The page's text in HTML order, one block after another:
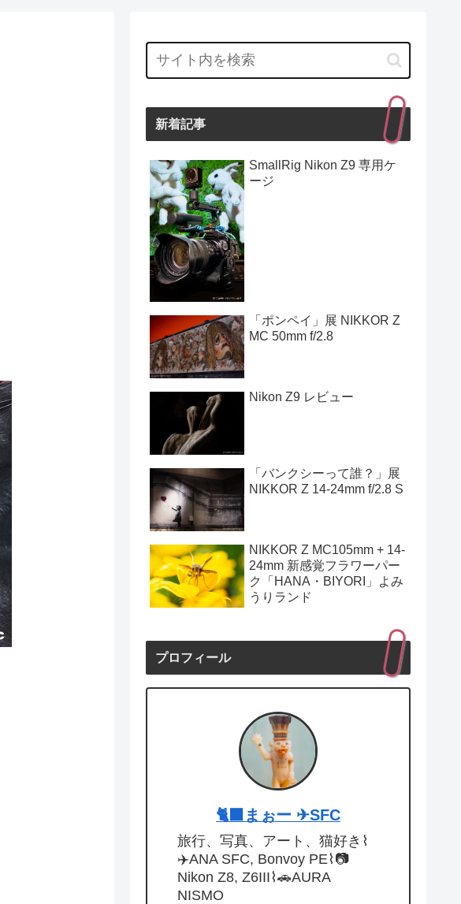
新着記事
SmallRig Nikon Z9 専用ケ
ージ
「ポンペイ」展 NIKKOR Z
MC 50mm f/2.8
Nikon Z9 レビュー
「バンクシーって誰？」展
NIKKOR Z 14-24mm f/2.8 S
NIKKOR Z MC105mm + 14-
24mm 新感覚フラワーパー
ク「HANA・BIYORI」よみ
うりランド
プロフィール
🐈‍⬛まぉー ✈︎SFC
旅行、写真、アート、猫好き⌇
✈️ANA SFC, Bonvoy PE⌇📷
Nikon Z8, Z6III⌇🚗AURA
NISMO